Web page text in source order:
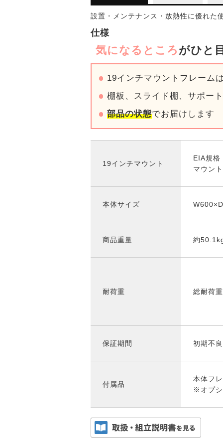
設置・メンテナンス・放熱性に優れた
仕様
気になるところ がひと
19インチマウントフレーム
棚板、スライド棚、サポー
部品の状態でお届けします
19インチマウント
EIA規格
マウン
本体サイズ
商品重量 約
耐荷重 総耐荷
保証期間 初期不
付属品
本体フ
※オプシ